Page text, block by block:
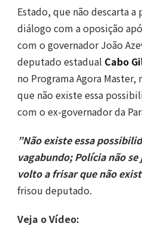
Estado, que não descarta
diálogo com a oposição
com o governador João
deputado estadual Cabo
no Programa Agora Master,
que não existe essa
com o ex-governador da
”Não existe essa
vagabundo; Polícia não
volto a frisar que não
frisou deputado.
Veja o Vídeo: